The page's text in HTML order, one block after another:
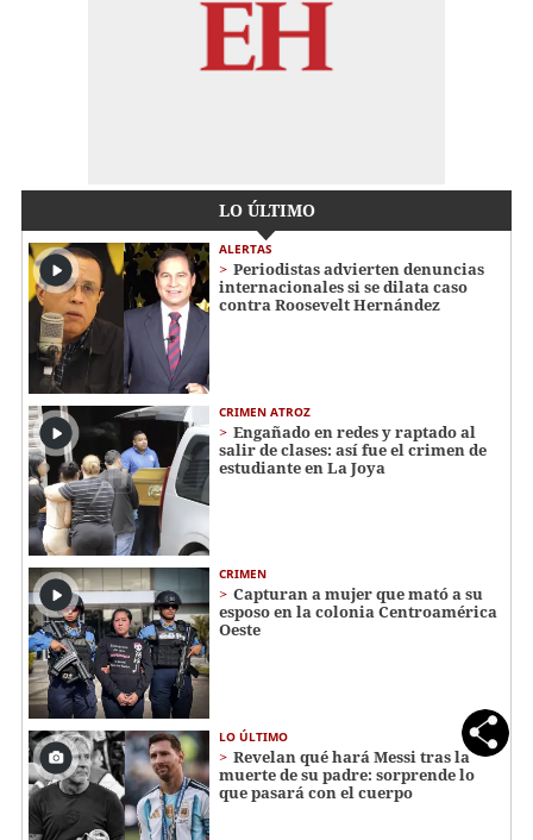
LO ÚLTIMO
ALERTAS
Periodistas advierten denuncias
internacionales si se dilata caso
contra Roosevelt Hernández
CRIMEN ATROZ
Engañado en redes y raptado al
salir de clases: así fue el crimen de
estudiante en La Joya
CRIMEN
Capturan a mujer que mató a su
esposo en la colonia Centroamérica
Oeste
LO ÚLTIMO
Revelan qué hará Messi tras la
muerte de su padre: sorprende lo
que pasará con el cuerpo